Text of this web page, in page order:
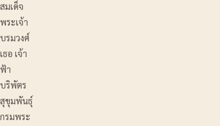
สมเด็จ
พระเจ้า
บรมวงศ์
เธอ เจ้า
ฟ้า
บริพัตร
สุขุมพันธุ์
กรมพระ